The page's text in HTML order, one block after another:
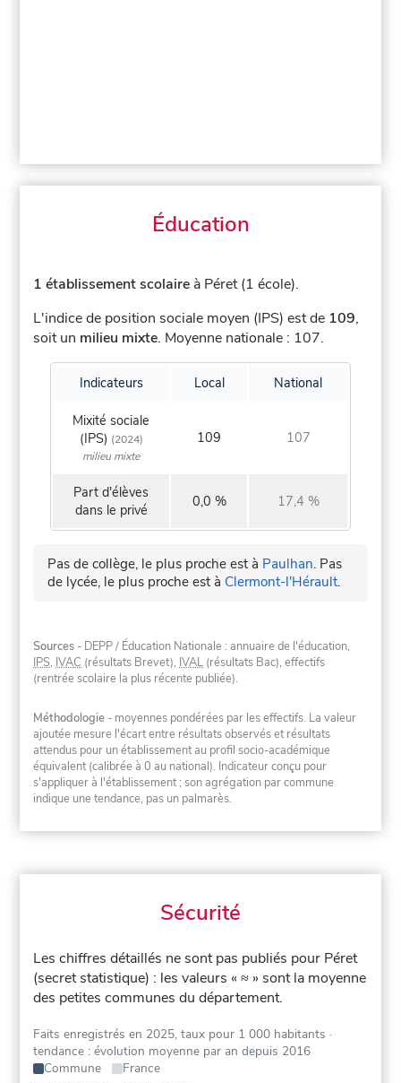
Éducation
1 établissement scolaire à Péret (1 école).
L'indice de position sociale moyen (IPS) est de 109,
soit un milieu mixte. Moyenne nationale : 107.
Indicateurs Local National
Mixité sociale
(IPS) (2024)
milieu mixte
109 107
Part d'élèves
dans le privé
0,0 % 17,4 %
Pas de collège, le plus proche est à Paulhan. Pas
de lycée, le plus proche est à Clermont-l'Hérault.
Sources - DEPP / Éducation Nationale : annuaire de l'éducation,
IPS, IVAC (résultats Brevet), IVAL (résultats Bac), effectifs
(rentrée scolaire la plus récente publiée).
Méthodologie - moyennes pondérées par les effectifs. La valeur
ajoutée mesure l'écart entre résultats observés et résultats
attendus pour un établissement au profil socio-académique
équivalent (calibrée à 0 au national). Indicateur conçu pour
s'appliquer à l'établissement ; son agrégation par commune
indique une tendance, pas un palmarès.
Sécurité
Les chiffres détaillés ne sont pas publiés pour Péret
(secret statistique) : les valeurs « ≈ » sont la moyenne
des petites communes du département.
Faits enregistrés en 2025, taux pour 1 000 habitants ·
tendance : évolution moyenne par an depuis 2016
Commune
France